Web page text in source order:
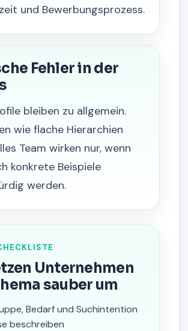
und Bewerbungsprozess.
Fehler in der
bleiben zu allgemein.
wie flache Hierarchien
Team wirken nur, wenn
konkrete Beispiele
werden.
Unternehmen
sauber um
Bedarf und Suchintention
beschreiben